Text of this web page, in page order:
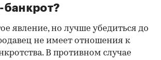
банкрот?
явление, но лучше убедиться до
не имеет отношения к
В противном случае